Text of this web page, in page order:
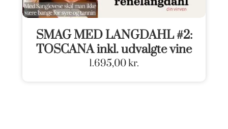
SMAG MED LANGDAHL #2:
TOSCANA inkl. udvalgte vine
1.695,00kr.